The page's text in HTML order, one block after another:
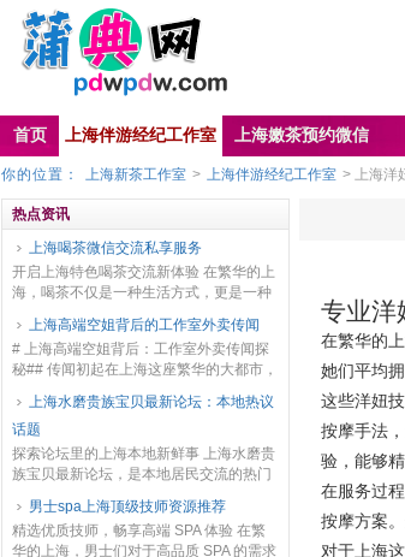
首页 上海伴游经纪工作室 上海嫩茶预约微信
你的位置： 上海新茶工作室 > 上海伴游经纪工作室 > 上海洋
热点资讯
上海喝茶微信交流私享服务
开启上海特色喝茶交流新体验 在繁华的上
海，喝茶不仅是一种生活方式，更是一种
茶微信交流私享服务，为广大茶友搭建一
个专属的交流平...
上海高端空姐背后的工作室外卖传闻
# 上海高端空姐背后：工作室外卖传闻探
秘## 传闻初起在上海这座繁华的大都市，
传闻悄然兴起。起初，这些传闻只是在一
些社交圈子...
上海水磨贵族宝贝最新论坛：本地热议
话题
探索论坛里的上海本地新鲜事 上海水磨贵
族宝贝最新论坛，是本地居民交流的热门
上海的特色水磨场所推荐是经久不衰的话
题。不少网友会...
男士spa上海顶级技师资源推荐
精选优质技师，畅享高端 SPA 体验 在繁
华的上海，男士们对于高品质 SPA 的需求
专业洋
在繁华的
她们平均
这些洋妞
按摩手法
验，能够
在服务过
按摩方案
对于上海